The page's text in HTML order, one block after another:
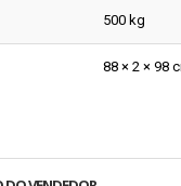
500 kg
88 × 2 × 98